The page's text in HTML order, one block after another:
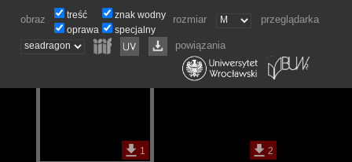
obraz
treść
oprawa
znak wodny
specjalny
rozmiar przeglądarka
powiązania
1 2